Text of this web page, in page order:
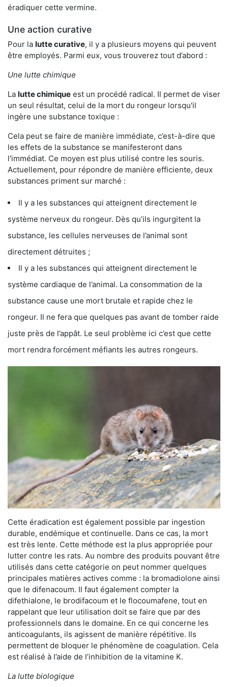
éradiquer cette vermine.
Une action curative
Pour la lutte curative, il y a plusieurs moyens qui peuvent
être employés. Parmi eux, vous trouverez tout d’abord :
Une lutte chimique
La lutte chimique est un procédé radical. Il permet de viser
un seul résultat, celui de la mort du rongeur lorsqu'il
ingère une substance toxique :
Cela peut se faire de manière immédiate, c’est-à-dire que
les effets de la substance se manifesteront dans
l'immédiat. Ce moyen est plus utilisé contre les souris.
Actuellement, pour répondre de manière efficiente, deux
substances priment sur marché :
Il y a les substances qui atteignent directement le
système nerveux du rongeur. Dès qu’ils ingurgitent la
substance, les cellules nerveuses de l’animal sont
directement détruites ;
Il y a les substances qui atteignent directement le
système cardiaque de l’animal. La consommation de la
substance cause une mort brutale et rapide chez le
rongeur. Il ne fera que quelques pas avant de tomber raide
juste près de l’appât. Le seul problème ici c’est que cette
mort rendra forcément méfiants les autres rongeurs.
Cette éradication est également possible par ingestion
durable, endémique et continuelle. Dans ce cas, la mort
est très lente. Cette méthode est la plus appropriée pour
lutter contre les rats. Au nombre des produits pouvant être
utilisés dans cette catégorie on peut nommer quelques
principales matières actives comme : la bromadiolone ainsi
que le difenacoum. Il faut également compter la
difethialone, le brodifacoum et le flocoumafene, tout en
rappelant que leur utilisation doit se faire que par des
professionnels dans le domaine. En ce qui concerne les
anticoagulants, ils agissent de manière répétitive. Ils
permettent de bloquer le phénomène de coagulation. Cela
est réalisé à l’aide de l’inhibition de la vitamine K.
La lutte biologique